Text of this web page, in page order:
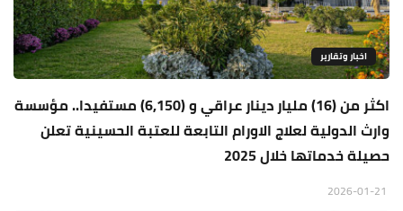
اخبار وتقارير
اكثر من (16) مليار دينار عراقي و (6,150) مستفيدا.. مؤسسة
وارث الدولية لعلاج الاورام التابعة للعتبة الحسينية تعلن
حصيلة خدماتها خلال 2025